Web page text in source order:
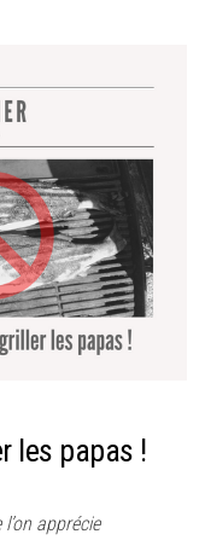
les papas !
apprécie